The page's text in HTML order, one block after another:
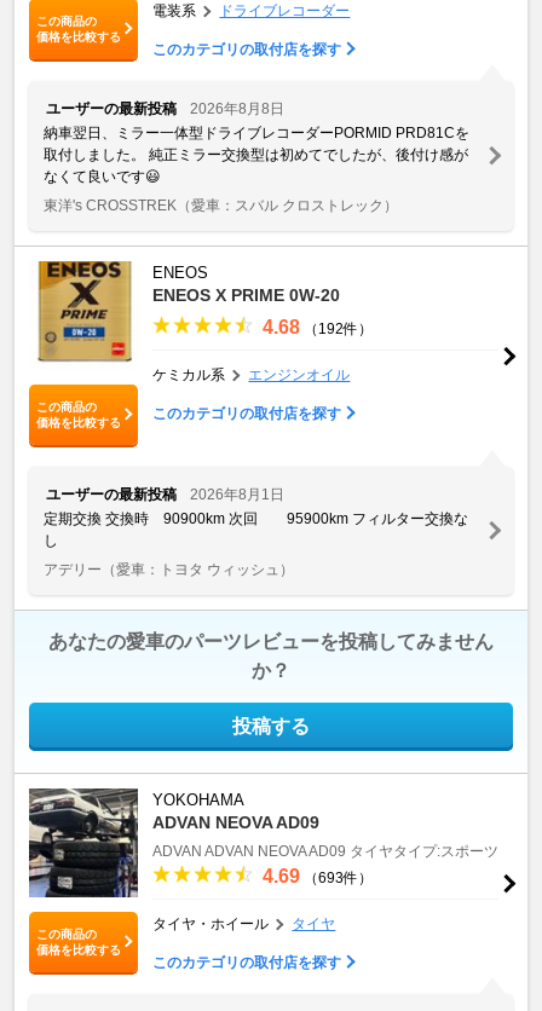
この商品の
価格を比較する
電装系 ドライブレコーダー
このカテゴリの取付店を探す
ユーザーの最新投稿
2026年8月8日
納車翌日、ミラー一体型ドライブレコーダーPORMID PRD81Cを
取付しました。 純正ミラー交換型は初めてでしたが、後付け感が
なくて良いです😃
東洋's CROSSTREK （愛車：スバル クロストレック）
この商品の
価格を比較する
ENEOS
ENEOS X PRIME 0W-20
4.68 （192件）
ケミカル系 エンジンオイル
このカテゴリの取付店を探す
ユーザーの最新投稿
2026年8月1日
定期交換 交換時 90900km 次回 95900km フィルター交換な
し
アデリー （愛車：トヨタ ウィッシュ）
あなたの愛車のパーツレビューを投稿してみません
か？
投稿する
この商品の
価格を比較する
YOKOHAMA
ADVAN NEOVA AD09
ADVAN ADVAN NEOVA AD09 タイヤタイプ:スポーツ
4.69 （693件）
タイヤ・ホイール タイヤ
このカテゴリの取付店を探す